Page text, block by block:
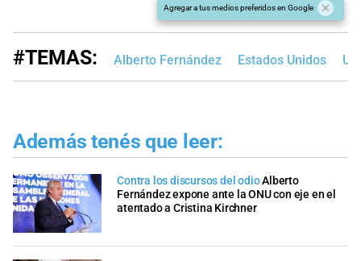
Agregar a tus medios preferidos en Google
#TEMAS: Alberto Fernández Estados Unidos
Además tenés que leer:
Contra los discursos del odioAlberto
Fernández expone ante la ONU con eje en el
atentado a Cristina Kirchner